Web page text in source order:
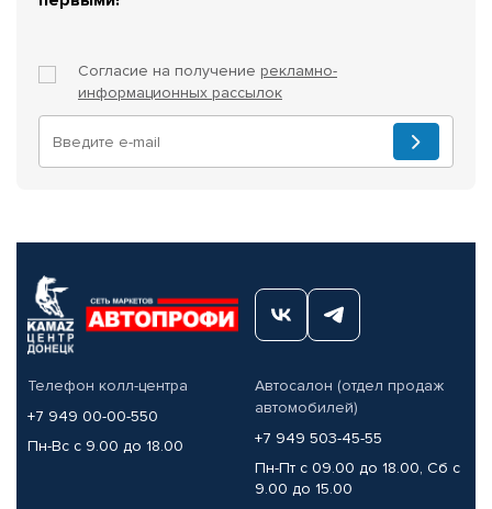
Согласие на получение рекламно-
информационных рассылок
Телефон колл-центра
+7 949 00-00-550
Пн-Вс с 9.00 до 18.00
Автосалон (отдел продаж
автомобилей)
+7 949 503-45-55
Пн-Пт с 09.00 до 18.00, Сб с
9.00 до 15.00